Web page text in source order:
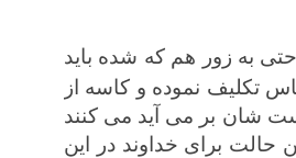
به زور هم که شده باید
تکلیف نموده و کاسه از
شان بر می آید می کنند
حالت برای خداوند در این